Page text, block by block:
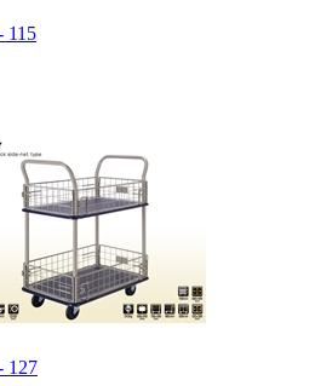
115
127